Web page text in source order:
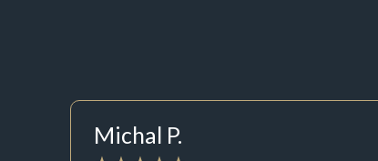
Michal P.